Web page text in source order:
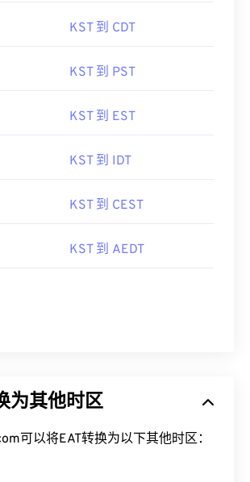
KST 到 CDT
KST 到 PST
KST 到 EST
KST 到 IDT
KST 到 CEST
KST 到 AEDT
为其他时区
可以将EAT转换为以下其他时区：